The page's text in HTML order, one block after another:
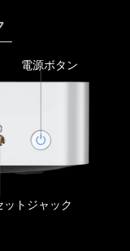
電源ボタン
ットジャック